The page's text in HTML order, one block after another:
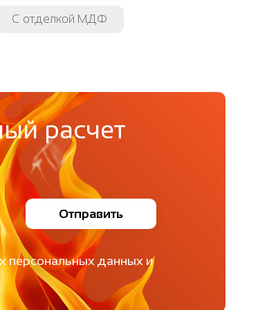
С отделкой МДФ
расчет
Отправить
персональных данных и